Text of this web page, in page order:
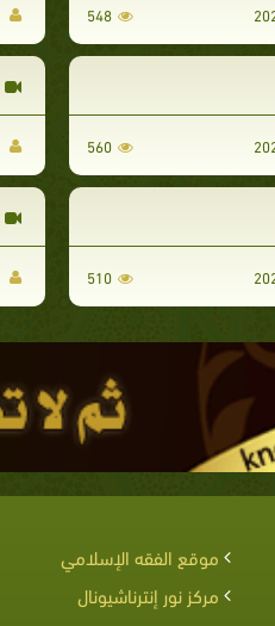
548
560
510
موقع الفقه الإسلامي
مركز نور إنترناشيونال